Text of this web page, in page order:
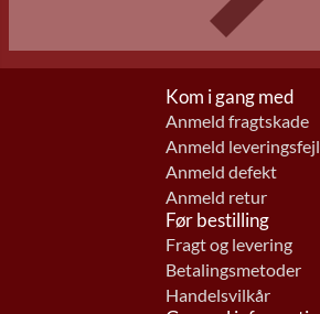
Kom i gang med
Anmeld fragtskade
Anmeld leveringsfejl
Anmeld defekt
Anmeld retur
Før bestilling
Fragt og levering
Betalingsmetoder
Handelsvilkår